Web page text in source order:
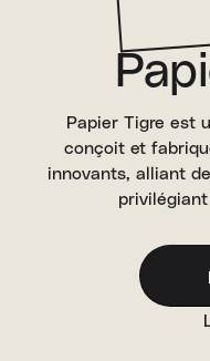
Papier Tigre est
conçoit et
innovants, alliant